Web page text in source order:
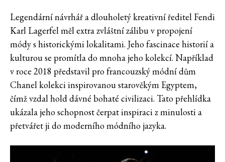
Legendární návrhář a dlouholetý kreativní ředitel Fendi
Karl Lagerfel měl extra zvláštní zálibu v propojení
módy s historickými lokalitami. Jeho fascinace historií a
kulturou se promítla do mnoha jeho kolekcí. Například
v roce 2018 představil pro francouzský módní dům
Chanel kolekci inspirovanou starověkým Egyptem,
čímž vzdal hold dávné bohaté civilizaci. Tato přehlídka
ukázala jeho schopnost čerpat inspiraci z minulosti a
přetvářet ji do moderního módního jazyka.